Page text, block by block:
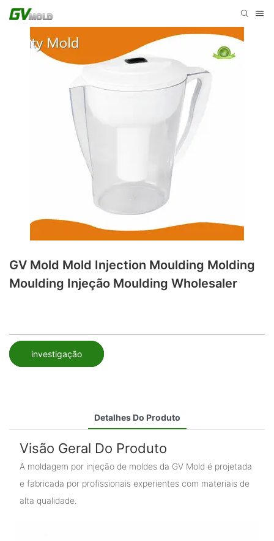
GV Mold Mold Injection Moulding Molding
Moulding Injeção Moulding Wholesaler
investigação
Detalhes Do Produto
Visão Geral Do Produto
A moldagem por injeção de moldes da GV Mold é projetada
e fabricada por profissionais experientes com materiais de
alta qualidade.